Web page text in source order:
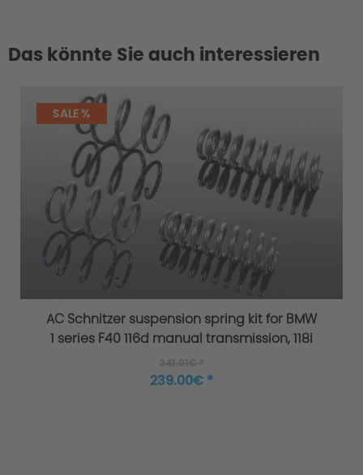
Das könnte Sie auch interessieren
SALE %
AC Schnitzer suspension spring kit for BMW
1 series F40 116d manual transmission, 118i
239.00€ *